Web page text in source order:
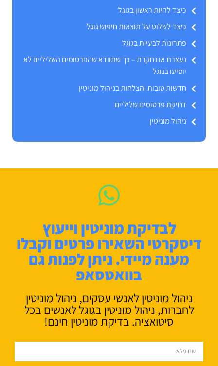
כיצד להיות ראשון בגוגל
כיצד לשלוט על תוצאות חיפוש גוגל
פתרונות לבעיות בגוגל
נעצרת או נחקרת – כך שתוודא שהפרסומים השליליים לא
יופיעו בגוגל
חדשות טובות והצלחות בניהול מוניטין
דחיקת פרסומים שליליים
ניהול מוניטין
לבדיקת מוניטין וייעוץ
דיסקרטי השאירו פרטים וקבלו
מענה מיידי. ניתן לפנות גם
בוואטסאפ
ניהול מוניטין לאנשי עסקים, ניהול מוניטין
לחברות, ניהול מוניטין בגוגל לאנשים בכל
סיטואציה. בדיקת מוניטין חינם!